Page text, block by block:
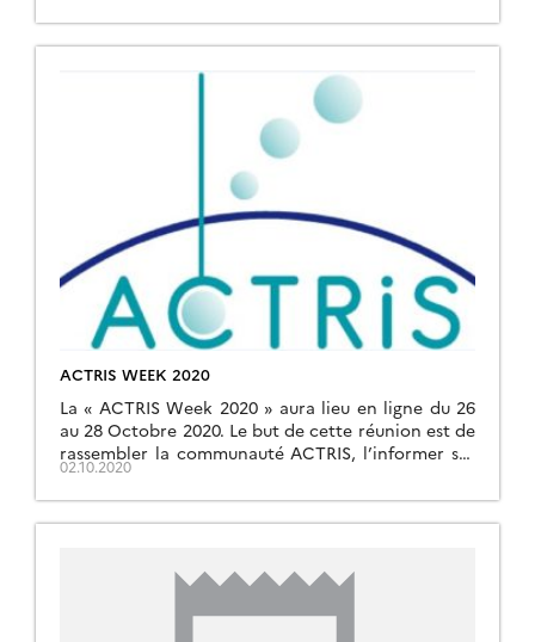
ACTRIS WEEK 2020
La « ACTRIS Week 2020 » aura lieu en ligne du 26
au 28 Octobre 2020. Le but de cette réunion est de
rassembler la communauté ACTRIS, l’informer sur
les dernières avancées du projet et donner
l’occasion d’échanger sur les aspects techniques au
sein des différentes composantes d’ACTRIS.
02.10.2020